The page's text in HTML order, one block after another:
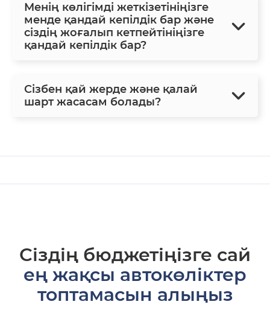
Менің көлігімді жеткізетініңізге
менде қандай кепілдік бар және
сіздің жоғалып кетпейтініңізге
қандай кепілдік бар?
Сізбен қай жерде және қалай
шарт жасасам болады?
Сіздің бюджетіңізге сай
ең жақсы автокөліктер
топтамасын алыңыз